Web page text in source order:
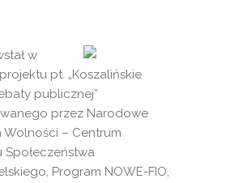
w
pt. „Koszalińskie
publicznej”
przez Narodowe
Wolności – Centrum
Społeczeństwa
Program NOWE-FIO,